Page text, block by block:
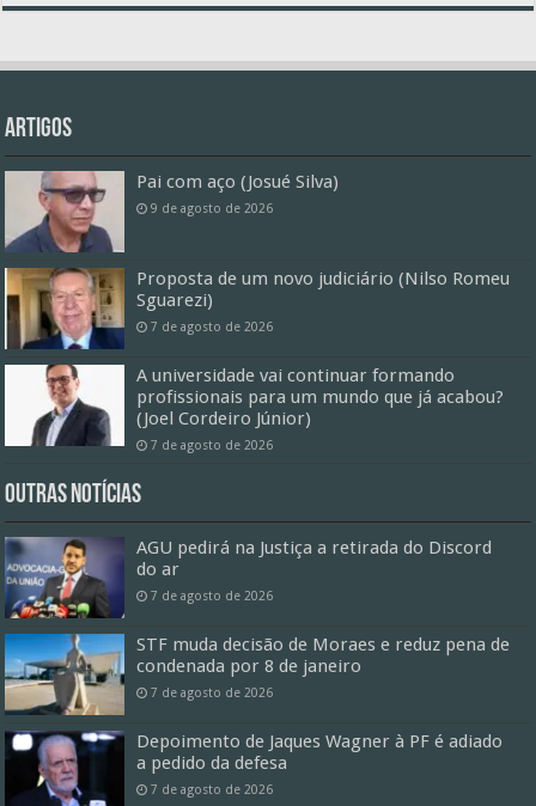
Artigos
Pai com aço (Josué Silva)
9 de agosto de 2026
Proposta de um novo judiciário (Nilso Romeu
Sguarezi)
7 de agosto de 2026
A universidade vai continuar formando
profissionais para um mundo que já acabou?
(Joel Cordeiro Júnior)
7 de agosto de 2026
Outras Notícias
AGU pedirá na Justiça a retirada do Discord
do ar
7 de agosto de 2026
STF muda decisão de Moraes e reduz pena de
condenada por 8 de janeiro
7 de agosto de 2026
Depoimento de Jaques Wagner à PF é adiado
a pedido da defesa
7 de agosto de 2026